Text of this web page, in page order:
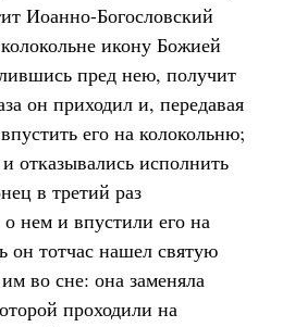
Иоанно-Богословский
икону Божией
пред нею, получит
он приходил и, передавая
его на колокольню;
отказывались исполнить
в третий раз
нем и впустили его на
он тотчас нашел святую
во сне: она заменяла
проходили на